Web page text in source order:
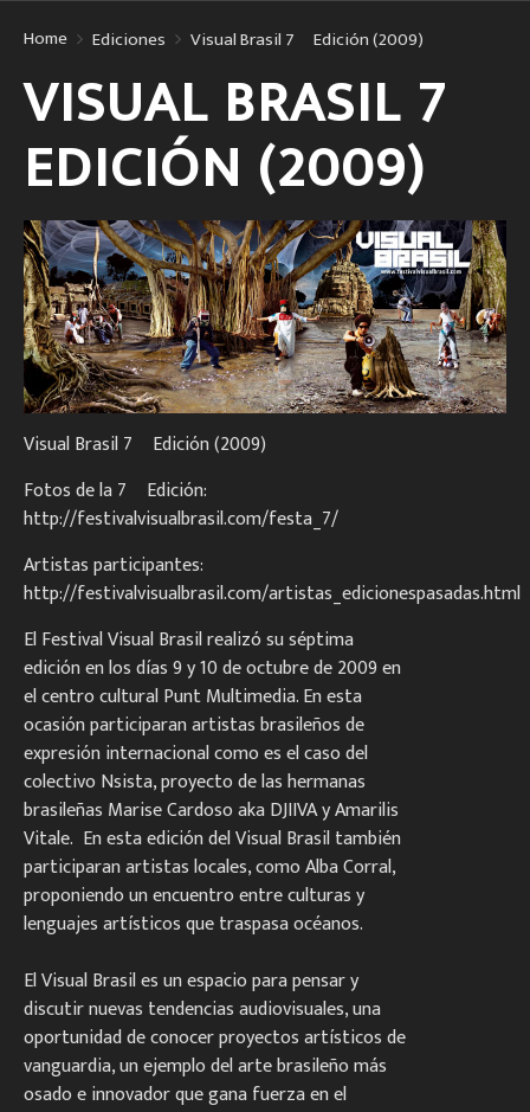
Home Ediciones Visual Brasil 7º Edición (2009)
VISUAL BRASIL 7º
EDICIÓN (2009)
Visual Brasil 7º Edición (2009)
Fotos de la 7º Edición:
http://festivalvisualbrasil.com/festa_7/
Artistas participantes:
http://festivalvisualbrasil.com/artistas_edicionespasadas.html
El Festival Visual Brasil realizó su séptima
edición en los días 9 y 10 de octubre de 2009 en
el centro cultural Punt Multimedia. En esta
ocasión participaran artistas brasileños de
expresión internacional como es el caso del
colectivo Nsista, proyecto de las hermanas
brasileñas Marise Cardoso aka DJIIVA y Amarilis
Vitale. En esta edición del Visual Brasil también
participaran artistas locales, como Alba Corral,
proponiendo un encuentro entre culturas y
lenguajes artísticos que traspasa océanos.
El Visual Brasil es un espacio para pensar y
discutir nuevas tendencias audiovisuales, una
oportunidad de conocer proyectos artísticos de
vanguardia, un ejemplo del arte brasileño más
osado e innovador que gana fuerza en el